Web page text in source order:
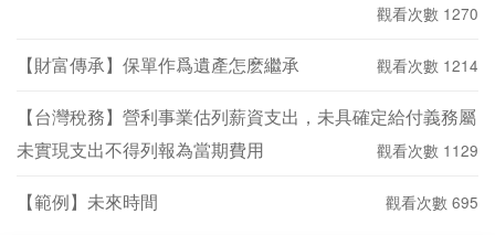
觀看次數 1270
【財富傳承】保單作爲遺產怎麽繼承 觀看次數 1214
【台灣稅務】營利事業估列薪資支出，未具確定給付義務屬
未實現支出不得列報為當期費用
觀看次數 1129
【範例】未來時間 觀看次數 695